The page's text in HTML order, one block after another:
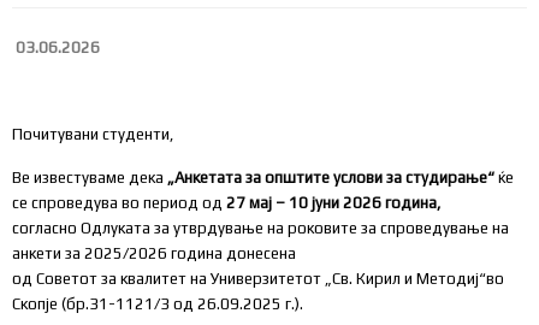
03.06.2026
Почитувани студенти,
Ве известуваме дека „Анкетата за општите услови за студирање“ ќе
се спроведува во период од 27 мај – 10 јуни 2026 година,
согласно Одлуката за утврдување на роковите за спроведување на
анкети за 2025/2026 година донесена
од Советот за квалитет на Универзитетот „Св. Кирил и Методиј“во
Скопје (бр.31-1121/3 од 26.09.2025 г.).